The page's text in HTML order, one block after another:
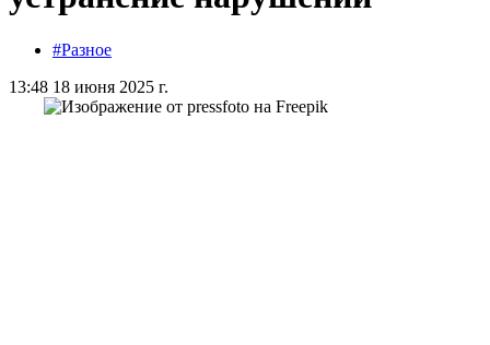
#Разное
13:48 18 июня 2025 г.